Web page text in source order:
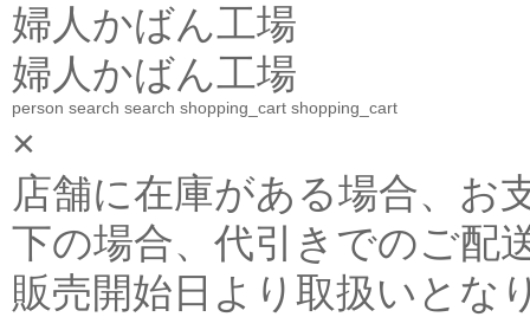
婦人かばん工場
婦人かばん工場
person search search shopping_cart shopping_cart
×
店舗に在庫がある場合、お
下の場合、代引きでのご配
販売開始日より取扱いとな